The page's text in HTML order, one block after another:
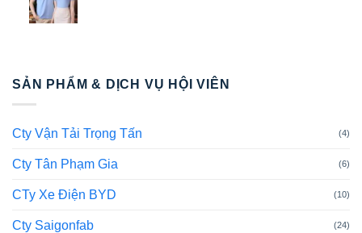
SẢN PHẨM & DỊCH VỤ HỘI VIÊN
Cty Vận Tải Trọng Tấn (4)
Cty Tân Phạm Gia (6)
CTy Xe Điện BYD (10)
Cty Saigonfab (24)